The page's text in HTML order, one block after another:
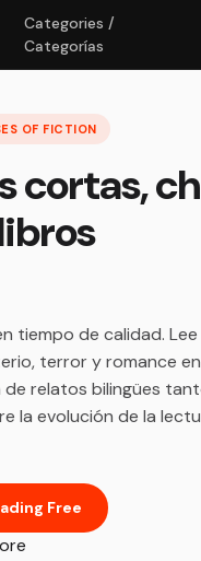
Categories /
Categorías
OF FICTION
cortas,
tiempo de calidad.
terror y romance en
relatos bilingües
la evolución de la
Free